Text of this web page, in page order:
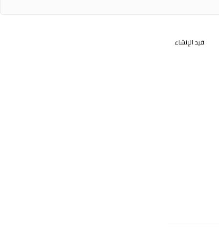
قيد الإنشاء